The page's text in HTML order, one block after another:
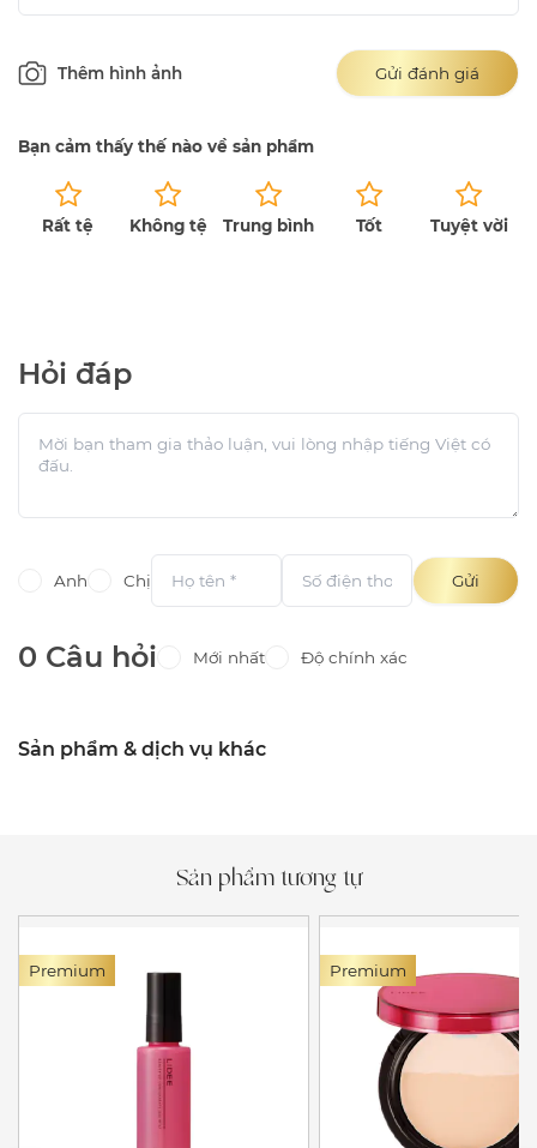
Thêm hình ảnh Gửi đánh giá
Bạn cảm thấy thế nào về sản phẩm
Rất tệ Không tệ Trung bình Tốt Tuyệt vời
Hỏi đáp
Anh Chị Gửi
0 Câu hỏi Mới nhất Độ chính xác
Sản phẩm & dịch vụ khác
Sản phẩm tương tự
Premium Premium